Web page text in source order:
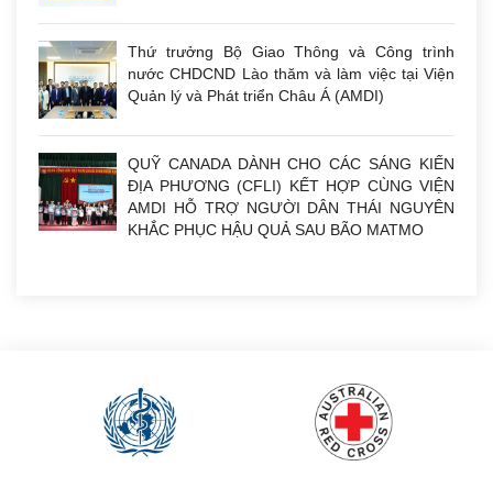
Thứ trưởng Bộ Giao Thông và Công trình
nước CHDCND Lào thăm và làm việc tại Viện
Quản lý và Phát triển Châu Á (AMDI)
QUỸ CANADA DÀNH CHO CÁC SÁNG KIẾN
ĐỊA PHƯƠNG (CFLI) KẾT HỢP CÙNG VIỆN
AMDI HỖ TRỢ NGƯỜI DÂN THÁI NGUYÊN
KHẮC PHỤC HẬU QUẢ SAU BÃO MATMO